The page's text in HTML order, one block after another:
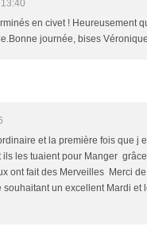
en civet ! Heureusement
journée, bises
et la première fois que j
les tuaient pour Manger
ont fait des Merveilles Merci
un excellent Mardi et